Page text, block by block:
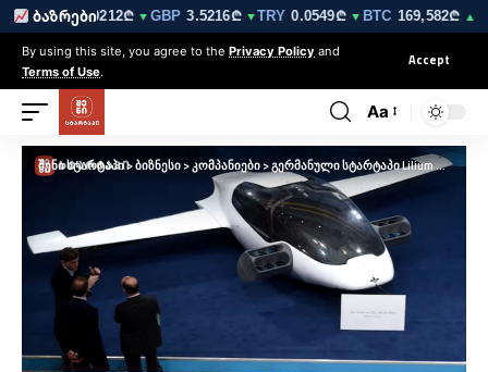
ბაზრები
▼EUR3.0212₾▼GBP3.5216₾▼ TRY0.0549₾▼BTC169,582₾▲
By using this site, you agree to the Privacy Policy and
Terms of Use.
Accept
Aa
შენი სტარტაპი>ბიზნესი>კომპანიები>გერმანული სტარტაპი Lilium დაიხურა — ელექტრო ტაქსის შექმნის ოცნება დასრულდა